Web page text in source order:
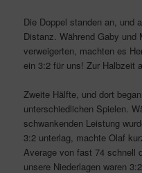
Die Doppel standen an, und
Distanz. Während Gaby und
verweigerten, machten es
ein 3:2 für uns! Zur Halbzeit
Zweite Hälfte, und dort
unterschiedlichen Spielen.
schwankenden Leistung
3:2 unterlag, machte Olaf
Average von fast 74 schnell
unsere Niederlagen waren